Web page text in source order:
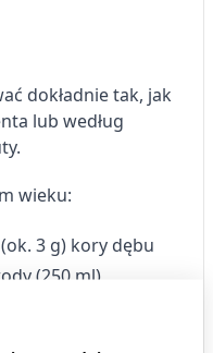
dokładnie tak, jak
lub według
wieku:
3 g) kory dębu
(250 ml),
odstawić na